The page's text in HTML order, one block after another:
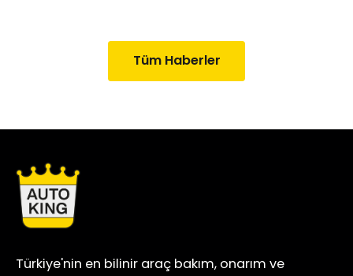
Tüm Haberler
Türkiye'nin en bilinir araç bakım, onarım ve